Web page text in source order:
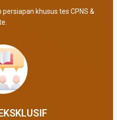
khusus tes CPNS &